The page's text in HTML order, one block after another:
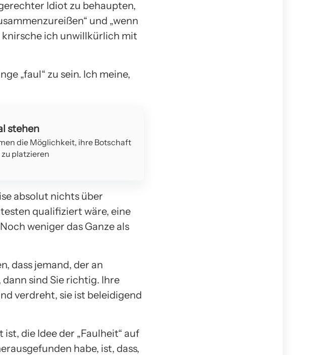
Idiot zu behaupten,
und „wenn
knirsche ich unwillkürlich mit
„faul“ zu sein. Ich meine,
stehen
die Möglichkeit, ihre Botschaft
platzieren
absolut nichts über
qualifiziert wäre, eine
weniger das Ganze als
dass jemand, der an
sind Sie richtig. Ihre
verdreht, sie ist beleidigend
die Idee der „Faulheit“ auf
habe, ist, dass,